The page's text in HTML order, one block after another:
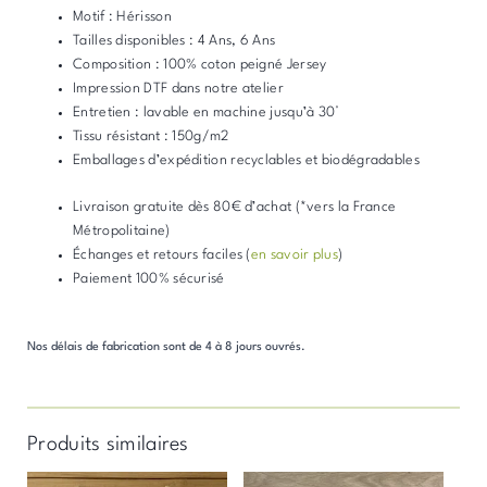
Motif : Hérisson
Tailles disponibles : 4 Ans, 6 Ans
Composition : 100% coton peigné Jersey
Impression DTF dans notre atelier
Entretien : lavable en machine jusqu’à 30°
Tissu résistant : 150g/m2
Emballages d’expédition recyclables et biodégradables
Livraison gratuite dès 80€ d’achat (*vers la France
Métropolitaine)
Échanges et retours faciles (en savoir plus)
Paiement 100% sécurisé
Nos délais de fabrication sont de 4 à 8 jours ouvrés.
Produits similaires
Ce
Ce